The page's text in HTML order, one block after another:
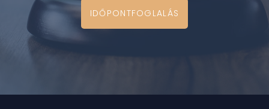
IDŐPONTFOGLALÁS